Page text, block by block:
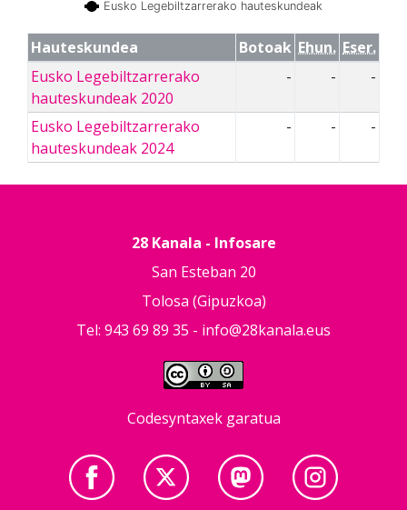
Eusko Legebiltzarrerako hauteskundeak
Hauteskundea Botoak Ehun. Eser.
Eusko Legebiltzarrerako
hauteskundeak 2020
- - -
Eusko Legebiltzarrerako
hauteskundeak 2024
- - -
28 Kanala - Infosare
San Esteban 20
Tolosa (Gipuzkoa)
Tel: 943 69 89 35 - info@28kanala.eus
Codesyntaxek garatua